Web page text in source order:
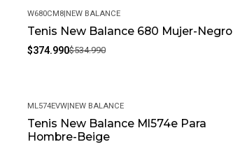
-30%
W680CM8|NEW BALANCE
Tenis New Balance 680 Mujer-Negro
$374.990$534.990
-9%
ML574EVW|NEW BALANCE
Tenis New Balance Ml574e Para
Hombre-Beige